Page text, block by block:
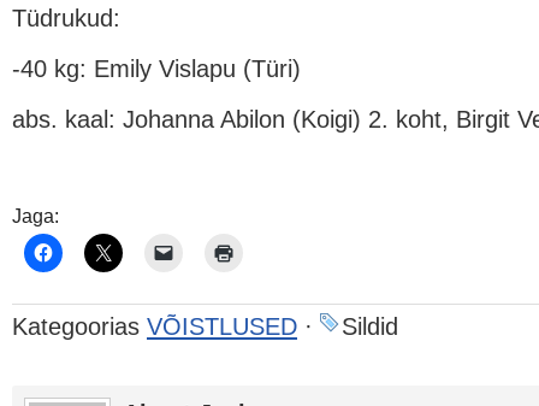
Tüdrukud:
-40 kg: Emily Vislapu (Türi)
abs. kaal: Johanna Abilon (Koigi) 2. koht, Birgit
Jaga:
Kategoorias VÕISTLUSED · Sildid